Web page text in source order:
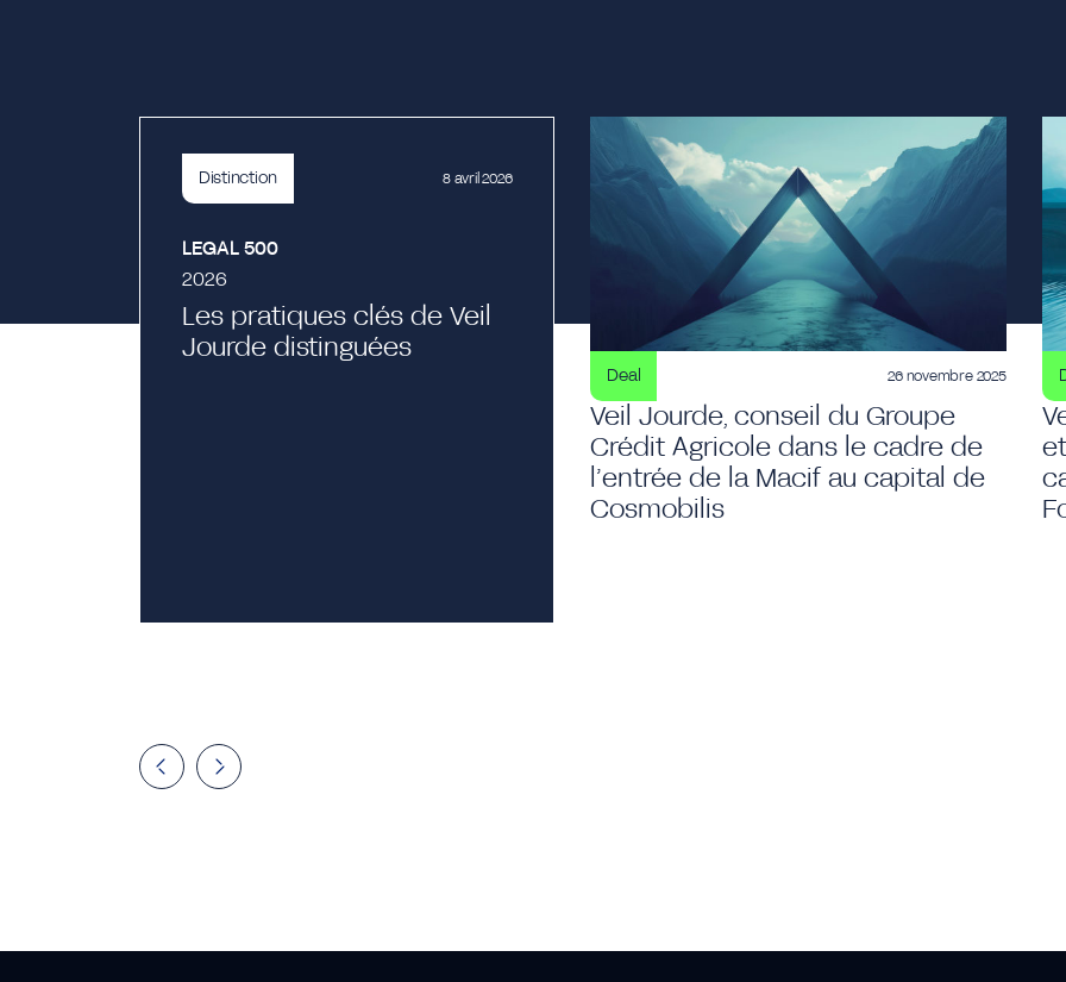
Distinction 8 avril 2026
LEGAL 500
2026
Les pratiques clés de Veil
Jourde distinguées
Deal 26 novembre 2025
Veil Jourde, conseil du Groupe
Crédit Agricole dans le cadre de
l’entrée de la Macif au capital de
Cosmobilis